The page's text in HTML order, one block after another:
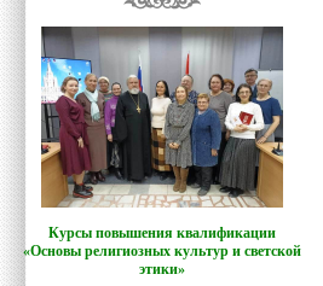
Курсы повышения квалификации
«Основы религиозных культур и светской
этики»